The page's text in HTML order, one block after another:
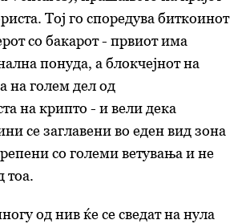
Тој го споредува биткоинот
со бакарот - првиот има
понуда, а блокчејнот на
на голем дел од
на крипто - и вели дека
се заглавени во еден вид зона
со големи ветувања и не
тоа.
од нив ќе се сведат на нула